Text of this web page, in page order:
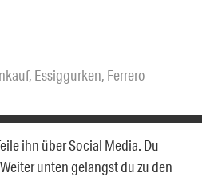
, Essiggurken, Ferrero
ihn über Social Media. Du
unten gelangst du zu den